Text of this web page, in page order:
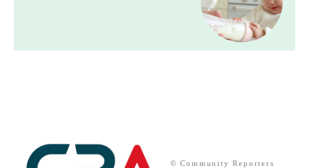
© Community Reporters